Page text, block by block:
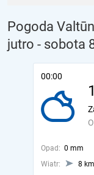
Pogoda
jutro - sobota
00:00
Opad: 0 mm
Wiatr:
8